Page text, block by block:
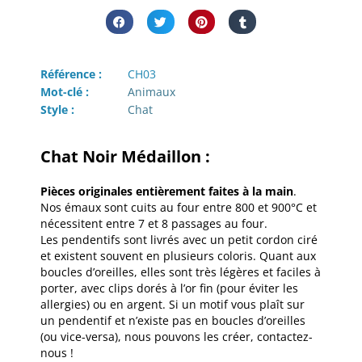
Référence :
CH03
Mot-clé :
Animaux
Style :
Chat
Chat Noir Médaillon :
Pièces originales entièrement faites à la main.
Nos émaux sont cuits au four entre 800 et 900°C et
nécessitent entre 7 et 8 passages au four.
Les pendentifs sont livrés avec un petit cordon ciré
et existent souvent en plusieurs coloris. Quant aux
boucles d’oreilles, elles sont très légères et faciles à
porter, avec clips dorés à l’or fin (pour éviter les
allergies) ou en argent. Si un motif vous plaît sur
un pendentif et n’existe pas en boucles d’oreilles
(ou vice-versa), nous pouvons les créer, contactez-
nous !